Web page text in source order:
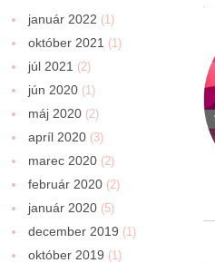
január 2022 (1)
október 2021 (1)
júl 2021 (2)
jún 2020 (1)
máj 2020 (2)
apríl 2020 (3)
marec 2020 (2)
február 2020 (2)
január 2020 (5)
december 2019 (1)
október 2019 (1)